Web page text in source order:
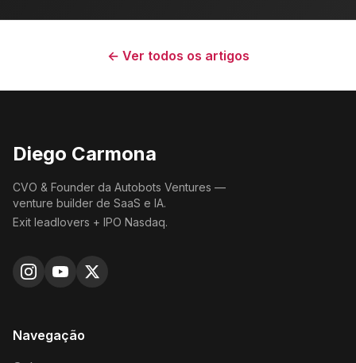
← Ver todos os artigos
Diego Carmona
CVO & Founder da Autobots Ventures —
venture builder de SaaS e IA.
Exit leadlovers + IPO Nasdaq.
Navegação